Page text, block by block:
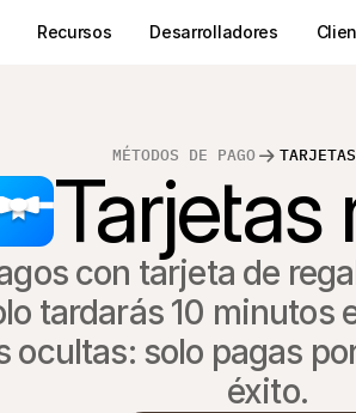
MÉTODOS DE PAGO
Tarjetas
con tarjeta de
tardarás 10
ocultas: solo pagas
éxito.
Recursos Desarrolladores